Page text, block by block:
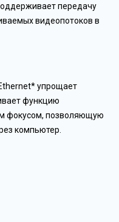
передачу
видеопотоков в
упрощает
функцию
фокусом, позволяющую
компьютер.